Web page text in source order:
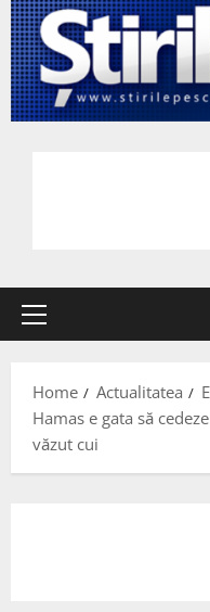
Primary
Home Actualitatea
Hamas e gata să
văzut cui